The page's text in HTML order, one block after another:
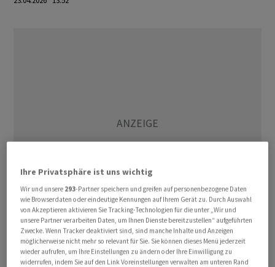
Ab 30 Prozent müsste die Unicredit ein Angebot für die
übrigen Commerzbank-Aktien abgeben. Die Italiener
Ihre Privatsphäre ist uns wichtig
Wir und unsere 293-Partner speichern und greifen auf personenbezogene Daten
wie Browserdaten oder eindeutige Kennungen auf Ihrem Gerät zu. Durch Auswahl
von Akzeptieren aktivieren Sie Tracking-Technologien für die unter „Wir und
unsere Partner verarbeiten Daten, um Ihnen Dienste bereitzustellen“ aufgeführten
Zwecke. Wenn Tracker deaktiviert sind, sind manche Inhalte und Anzeigen
möglicherweise nicht mehr so relevant für Sie. Sie können dieses Menü jederzeit
wieder aufrufen, um Ihre Einstellungen zu ändern oder Ihre Einwilligung zu
widerrufen, indem Sie auf den Link Voreinstellungen verwalten am unteren Rand